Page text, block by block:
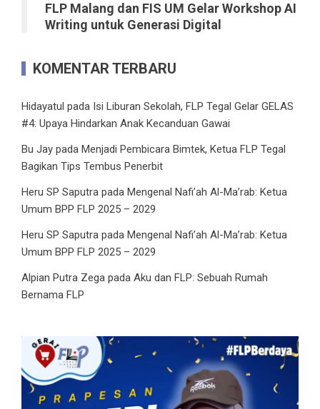
FLP Malang dan FIS UM Gelar Workshop AI
Writing untuk Generasi Digital
KOMENTAR TERBARU
Hidayatul pada Isi Liburan Sekolah, FLP Tegal Gelar GELAS
#4: Upaya Hindarkan Anak Kecanduan Gawai
Bu Jay pada Menjadi Pembicara Bimtek, Ketua FLP Tegal
Bagikan Tips Tembus Penerbit
Heru SP Saputra pada Mengenal Nafi’ah Al-Ma’rab: Ketua
Umum BPP FLP 2025 – 2029
Heru SP Saputra pada Mengenal Nafi’ah Al-Ma’rab: Ketua
Umum BPP FLP 2025 – 2029
Alpian Putra Zega pada Aku dan FLP: Sebuah Rumah
Bernama FLP